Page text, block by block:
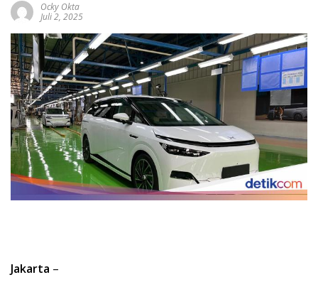
Ocky Okta
Juli 2, 2025
Jakarta –